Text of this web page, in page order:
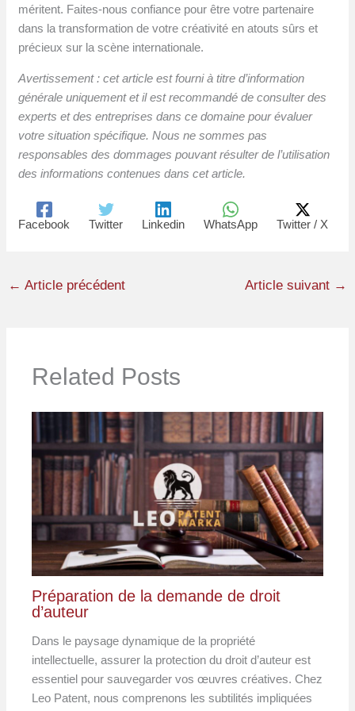
méritent. Faites-nous confiance pour être votre partenaire
dans la transformation de votre créativité en atouts sûrs et
précieux sur la scène internationale.
Avertissement : cet article est fourni à titre d’information
générale uniquement et il est recommandé de consulter des
experts et des entreprises dans ce domaine pour évaluer
votre situation spécifique. Nous ne sommes pas
responsables des dommages pouvant résulter de l’utilisation
des informations contenues dans cet article.
Facebook Twitter Linkedin WhatsApp Twitter / X
← Article précédent Article suivant →
Related Posts
Préparation de la demande de droit
d’auteur
Dans le paysage dynamique de la propriété
intellectuelle, assurer la protection du droit d’auteur est
essentiel pour sauvegarder vos œuvres créatives. Chez
Leo Patent, nous comprenons les subtilités impliquées